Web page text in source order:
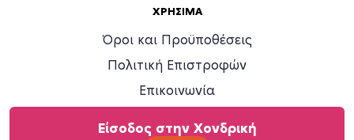
ΧΡΉΣΙΜΑ
Όροι και Προϋποθέσεις
Πολιτική Επιστροφών
Επικοινωνία
Είσοδος στην Χονδρική